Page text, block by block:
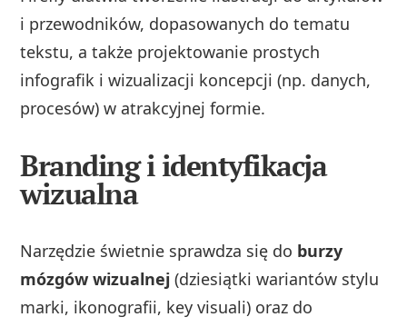
i przewodników, dopasowanych do tematu
tekstu, a także projektowanie prostych
infografik i wizualizacji koncepcji (np. danych,
procesów) w atrakcyjnej formie.
Branding i identyfikacja
wizualna
Narzędzie świetnie sprawdza się do burzy
mózgów wizualnej (dziesiątki wariantów stylu
marki, ikonografii, key visuali) oraz do